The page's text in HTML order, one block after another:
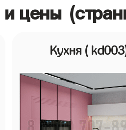
и цены
Кухня (